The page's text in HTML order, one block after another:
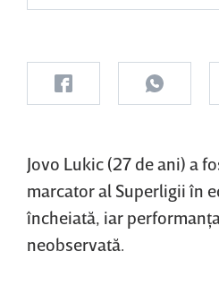
Jovo Lukic (27 de ani) a
marcator al Superligii în
încheiată, iar
neobservată.